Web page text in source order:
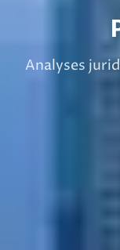
Analyses